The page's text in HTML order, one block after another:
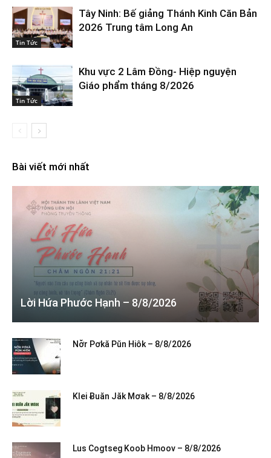
Tin Tức
Tây Ninh: Bế giảng Thánh Kinh Căn Bản
2026 Trung tâm Long An
Tin Tức
Khu vực 2 Lâm Đồng- Hiệp nguyện
Giáo phẩm tháng 8/2026
Bài viết mới nhất
Lời Hứa Phước Hạnh – 8/8/2026
Nơ̆r Pơkă Pŭn Hiôk – 8/8/2026
Klei Ƀuăn Jăk Mơak – 8/8/2026
Lus Cogtseg Koob Hmoov – 8/8/2026